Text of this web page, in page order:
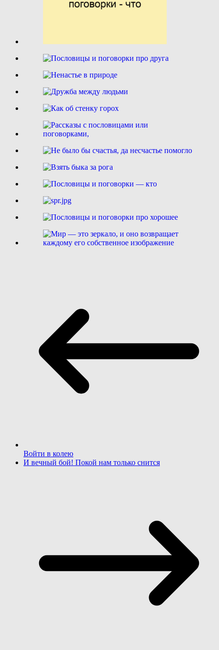
Войти в колею
И вечный бой! Покой нам только снится